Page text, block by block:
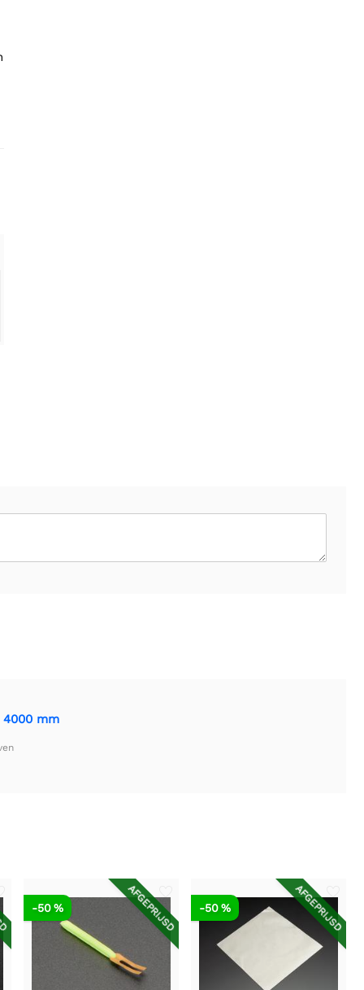
mm
AFGEPRIJSD
-50 % AFGEPRIJSD
-50 %